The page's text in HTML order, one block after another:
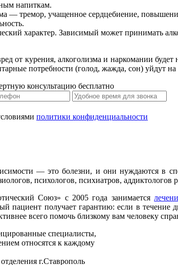
напиткам.
— тремор, учащенное сердцебиение,
характер. Зависимый может принимать
от курения, алкоголизма и наркомании
потребности (голод, жажда, сон) уйдут
консультацию бесплатно
политики конфиденциальности
— это болезни, и они нуждаются в
психологов, психиатров, аддиктологов
Союз» с 2005 года занимается
пациент получает гарантию: если в
всего помочь близкому вам человеку
специалисты,
относятся к каждому
г.Ставрополь